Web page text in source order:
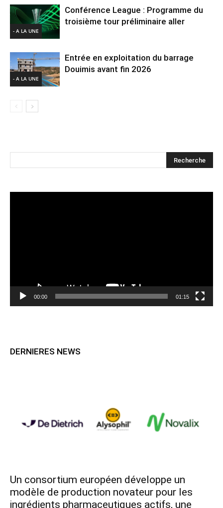
- A LA UNE
Conférence League : Programme du
troisième tour préliminaire aller
- A LA UNE
Entrée en exploitation du barrage
Douimis avant fin 2026
00:00 01:15
DERNIERES NEWS
Un consortium européen développe un
modèle de production novateur pour les
ingrédients pharmaceutiques actifs, une